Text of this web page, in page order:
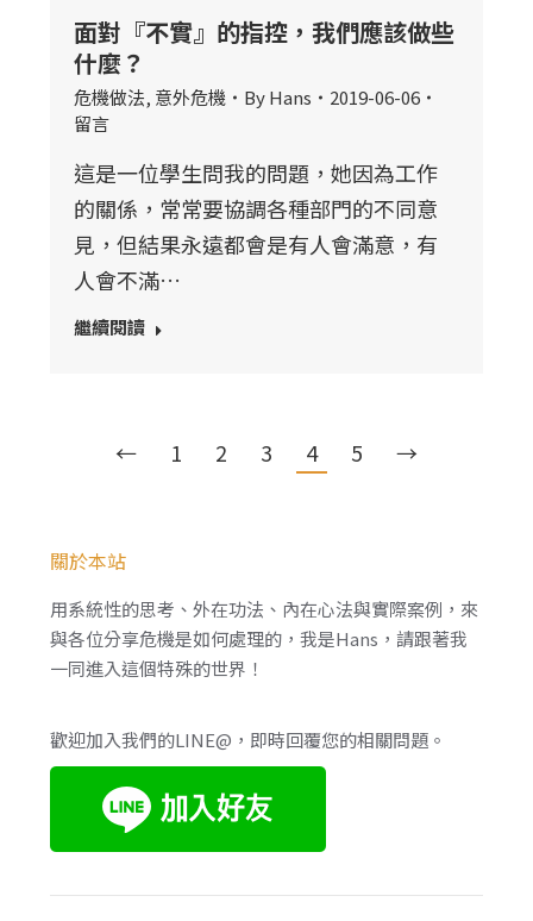
面對『不實』的指控，我們應該做些
什麼？
危機做法, 意外危機 ByHans
2019-06-06
留言
這是一位學生問我的問題，她因為工作
的關係，常常要協調各種部門的不同意
見，但結果永遠都會是有人會滿意，有
人會不滿…
繼續閱讀
← 1 2 3 4 5 →
關於本站
用系統性的思考、外在功法、內在心法與實際案例，來
與各位分享危機是如何處理的，我是Hans，請跟著我
一同進入這個特殊的世界！
歡迎加入我們的LINE@，即時回覆您的相關問題。